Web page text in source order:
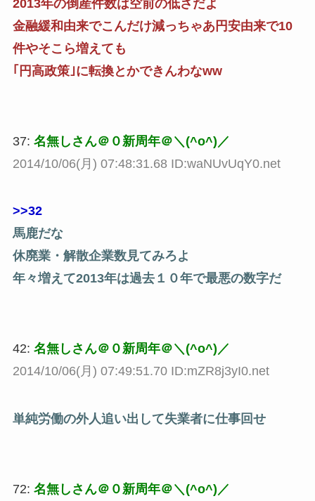
2013年の倒産件数は空前の低さだよ
金融緩和由来でこんだけ減っちゃあ円安由来で10
件やそこら増えても
｢円高政策｣に転換とかできんわなww
37: 名無しさん＠０新周年＠＼(^o^)／
2014/10/06(月) 07:48:31.68 ID:waNUvUqY0.net
>>32
馬鹿だな
休廃業・解散企業数見てみろよ
年々増えて2013年は過去１０年で最悪の数字だ
42: 名無しさん＠０新周年＠＼(^o^)／
2014/10/06(月) 07:49:51.70 ID:mZR8j3yI0.net
単純労働の外人追い出して失業者に仕事回せ
72: 名無しさん＠０新周年＠＼(^o^)／